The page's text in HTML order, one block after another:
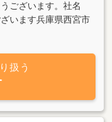
ございます。社名
います兵庫県西宮市
甲（かぶと）」の様
には紅葉を愛でる事
様に皆様の身近なパ
き、人と人とをご縁
縁をもった皆様と、
き心豊かな暮らしを
扱う